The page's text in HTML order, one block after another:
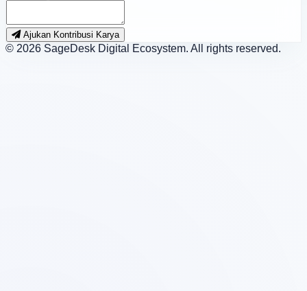
Ajukan Kontribusi Karya
© 2026 SageDesk Digital Ecosystem. All rights reserved.